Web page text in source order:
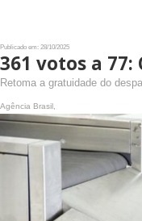
Publicado em: 28/10/2025
361 votos a
Retoma a gratuidade do
Agência Brasil,